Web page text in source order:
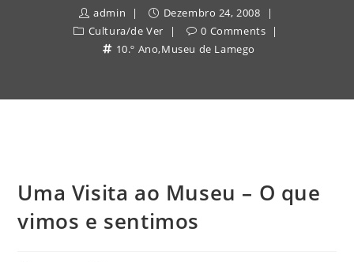
admin
Dezembro 24, 2008
Cultura/de Ver
0 Comments
10.º Ano,Museu de Lamego
Uma Visita ao Museu – O que
vimos e sentimos